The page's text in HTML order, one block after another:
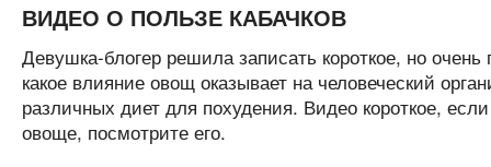
ВИДЕО О ПОЛЬЗЕ КАБАЧКОВ
Девушка-блогер решила записать короткое, но
какое влияние овощ оказывает на человеческий
различных диет для похудения. Видео короткое,
овоще, посмотрите его.